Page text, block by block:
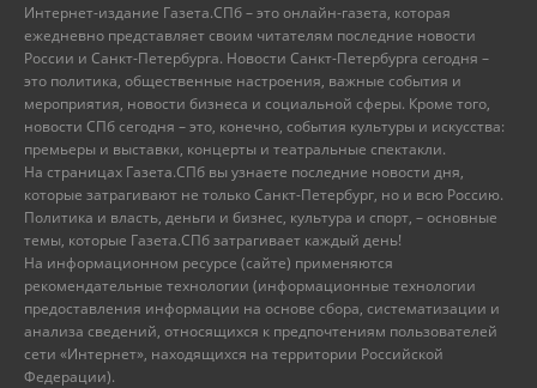
Интернет-издание Газета.СПб – это онлайн-газета, которая
ежедневно представляет своим читателям последние новости
России и Санкт-Петербурга. Новости Санкт-Петербурга сегодня –
это политика, общественные настроения, важные события и
мероприятия, новости бизнеса и социальной сферы. Кроме того,
новости СПб сегодня – это, конечно, события культуры и искусства:
премьеры и выставки, концерты и театральные спектакли.
На страницах Газета.СПб вы узнаете последние новости дня,
которые затрагивают не только Санкт-Петербург, но и всю Россию.
Политика и власть, деньги и бизнес, культура и спорт, – основные
темы, которые Газета.СПб затрагивает каждый день!
На информационном ресурсе (сайте) применяются
рекомендательные технологии (информационные технологии
предоставления информации на основе сбора, систематизации и
анализа сведений, относящихся к предпочтениям пользователей
сети «Интернет», находящихся на территории Российской
Федерации).